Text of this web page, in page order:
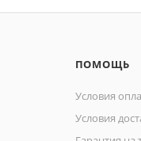
ПОМОЩЬ
Условия
Условия